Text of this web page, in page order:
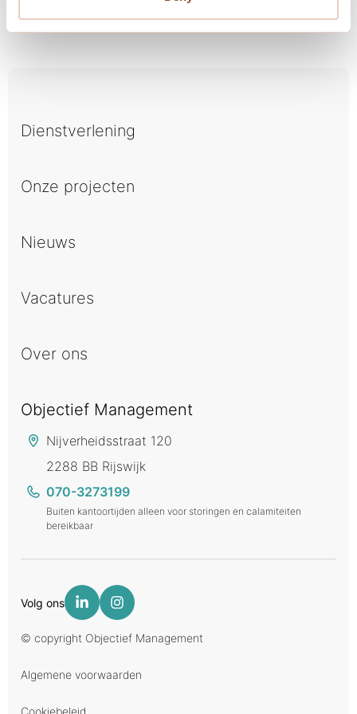
Dienstverlening
Onze projecten
Nieuws
Vacatures
Over ons
Objectief Management
Nijverheidsstraat 120
2288 BB Rijswijk
070-3273199
Buiten kantoortijden alleen voor storingen en calamiteiten
bereikbaar
© copyright Objectief Management
Algemene voorwaarden
Cookiebeleid
Volg ons